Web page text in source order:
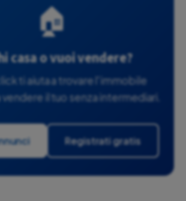
🏠
casa o vuoi vendere?
ti aiuta a trovare l'immobile
il tuo senza intermediari.
Registrati gratis